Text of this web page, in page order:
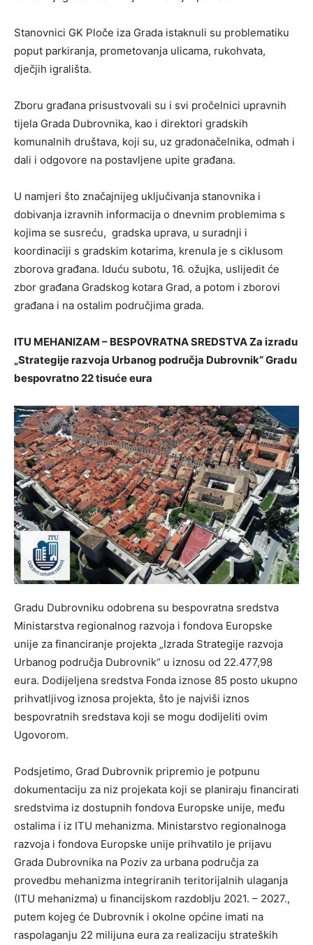
Stanovnici GK Ploče iza Grada istaknuli su problematiku
poput parkiranja, prometovanja ulicama, rukohvata,
dječjih igrališta.
Zboru građana prisustvovali su i svi pročelnici upravnih
tijela Grada Dubrovnika, kao i direktori gradskih
komunalnih društava, koji su, uz gradonačelnika, odmah i
dali i odgovore na postavljene upite građana.
U namjeri što značajnijeg uključivanja stanovnika i
dobivanja izravnih informacija o dnevnim problemima s
kojima se susreću, gradska uprava, u suradnji i
koordinaciji s gradskim kotarima, krenula je s ciklusom
zborova građana. Iduću subotu, 16. ožujka, uslijedit će
zbor građana Gradskog kotara Grad, a potom i zborovi
građana i na ostalim područjima grada.
ITU MEHANIZAM – BESPOVRATNA SREDSTVA Za izradu
„Strategije razvoja Urbanog područja Dubrovnik“ Gradu
bespovratno 22 tisuće eura
Gradu Dubrovniku odobrena su bespovratna sredstva
Ministarstva regionalnog razvoja i fondova Europske
unije za financiranje projekta „Izrada Strategije razvoja
Urbanog područja Dubrovnik“ u iznosu od 22.477,98
eura. Dodijeljena sredstva Fonda iznose 85 posto ukupno
prihvatljivog iznosa projekta, što je najviši iznos
bespovratnih sredstava koji se mogu dodijeliti ovim
Ugovorom.
Podsjetimo, Grad Dubrovnik pripremio je potpunu
dokumentaciju za niz projekata koji se planiraju financirati
sredstvima iz dostupnih fondova Europske unije, među
ostalima i iz ITU mehanizma. Ministarstvo regionalnoga
razvoja i fondova Europske unije prihvatilo je prijavu
Grada Dubrovnika na Poziv za urbana područja za
provedbu mehanizma integriranih teritorijalnih ulaganja
(ITU mehanizma) u financijskom razdoblju 2021. – 2027.,
putem kojeg će Dubrovnik i okolne općine imati na
raspolaganju 22 milijuna eura za realizaciju strateških